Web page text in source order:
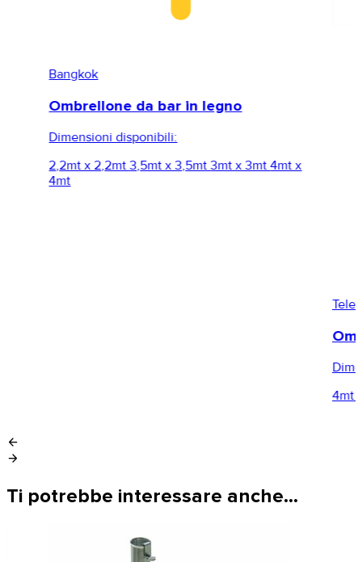
Bangkok
Ombrellone da bar in legno
Dimensioni disponibili:
2,2mt x 2,2mt3,5mt x 3,5mt3mt x 3mt4mt x
4mt
4mt
arrow_back
arrow_forward
Ti potrebbe interessare anche…